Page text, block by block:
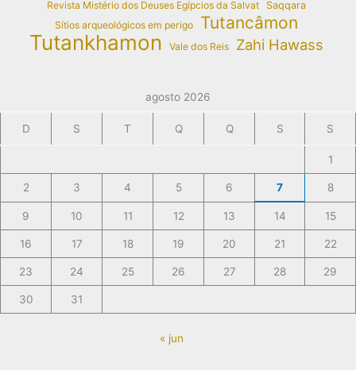
Revista Mistério dos Deuses Egípcios da Salvat
Saqqara
Sítios arqueológicos em perigo
Tutancâmon
Tutankhamon Vale dos Reis Zahi Hawass
agosto 2026
D S T Q Q S S
1
2 3 4 5 6 7 8
9 10 11 12 13 14 15
16 17 18 19 20 21 22
23 24 25 26 27 28 29
30 31
« jun